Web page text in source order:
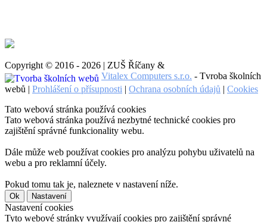
Copyright © 2016 - 2026 | ZUŠ Říčany &
Vitalex Computers s.r.o. - Tvroba školních
webů | Prohlášení o přísupnosti | Ochrana osobních údajů | Cookies
Tato webová stránka používá cookies
Tato webová stránka používá nezbytné technické cookies pro
zajištění správné funkcionality webu.
Dále může web používat cookies pro analýzu pohybu uživatelů na
webu a pro reklamní účely.
Pokud tomu tak je, naleznete v nastavení níže.
Ok Nastavení
Nastavení cookies
Tyto webové stránky využívají cookies pro zajištění správné